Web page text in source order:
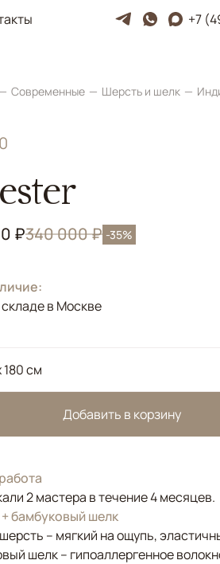
+7
Современные Шерсть и шелк
₽340 000 ₽ -35%
в Москве
180 см
Добавить в корзину
2 мастера в течение 4 месяцев.
бамбуковый шелк
– мягкий на ощупь,
шелк – гипоаллергенное